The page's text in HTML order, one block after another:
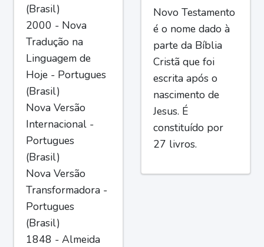
(Brasil)
2000 - Nova
Tradução na
Linguagem de
Hoje - Portugues
(Brasil)
Nova Versão
Internacional -
Portugues
(Brasil)
Nova Versão
Transformadora -
Portugues
(Brasil)
1848 - Almeida
Novo Testamento
é o nome dado à
parte da Bíblia
Cristã que foi
escrita após o
nascimento de
Jesus. É
constituído por
27 livros.